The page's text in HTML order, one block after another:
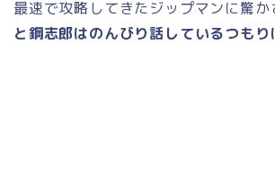
最速で攻略してきたジップマンに驚か
と鋼志郎はのんびり話しているつもり